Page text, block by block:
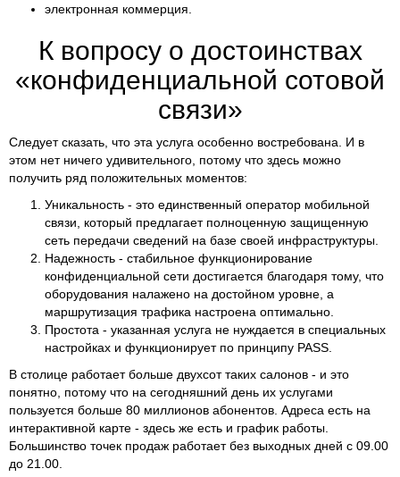
электронная коммерция.
К вопросу о достоинствах
«конфиденциальной сотовой
связи»
Следует сказать, что эта услуга особенно востребована. И в
этом нет ничего удивительного, потому что здесь можно
получить ряд положительных моментов:
Уникальность - это единственный оператор мобильной
связи, который предлагает полноценную защищенную
сеть передачи сведений на базе своей инфраструктуры.
Надежность - стабильное функционирование
конфиденциальной сети достигается благодаря тому, что
оборудования налажено на достойном уровне, а
маршрутизация трафика настроена оптимально.
Простота - указанная услуга не нуждается в специальных
настройках и функционирует по принципу PASS.
В столице работает больше двухсот таких салонов - и это
понятно, потому что на сегодняшний день их услугами
пользуется больше 80 миллионов абонентов. Адреса есть на
интерактивной карте - здесь же есть и график работы.
Большинство точек продаж работает без выходных дней с 09.00
до 21.00.